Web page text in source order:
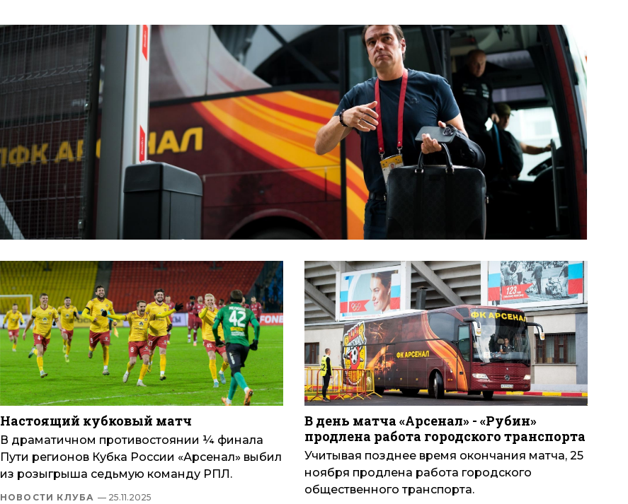
Настоящий кубковый матч
В драматичном противостоянии ¼ финала
Пути регионов Кубка России «Арсенал» выбил
из розыгрыша седьмую команду РПЛ.
НОВОСТИ КЛУБА — 25.11.2025
В день матча «Арсенал» - «Рубин»
продлена работа городского транспорта
Учитывая позднее время окончания матча, 25
ноября продлена работа городского
общественного транспорта.